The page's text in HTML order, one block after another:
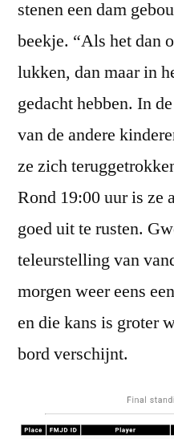
stenen een dam
beekje. “Als het dan
lukken, dan maar in
gedacht hebben. In
van de andere
ze zich
Rond 19:00 uur is ze
goed uit te rusten.
teleurstelling van
morgen weer eens
en die kans is groter
bord verschijnt.